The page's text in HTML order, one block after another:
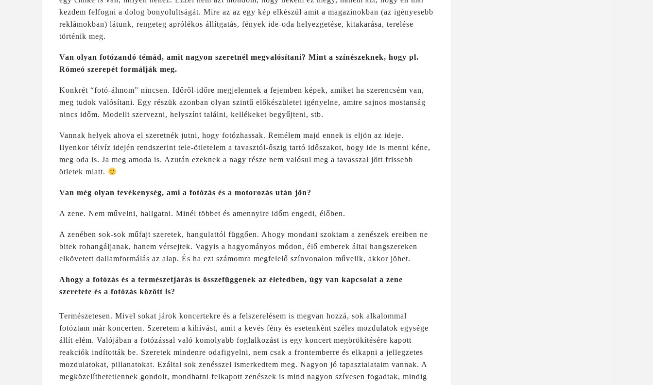
kezdem felfogni a dolog bonyolultságát. Mire az az egy kép elkészül amit a magazinokban (az igényesebb
reklámokban) látunk, rengeteg aprólékos állítgatás, fények ide-oda helyezgetése, kitakarása, terelése
történik meg.
Van olyan fotózandó témád, amit nagyon szeretnél megvalósítani? Mint a színészeknek, hogy pl.
Rómeó szerepét formálják meg.
Konkrét “fotó-álmom” nincsen. Időről-időre megjelennek a fejemben képek, amiket ha szerencsém van,
meg tudok valósítani. Egy részük azonban olyan szintű előkészületet igényelne, amire sajnos mostanság
nincs időm. Modellt szervezni, helyszínt találni, kellékeket begyűjteni, stb.
Vannak helyek ahova el szeretnék jutni, hogy fotózhassak. Remélem majd ennek is eljön az ideje.
Ilyenkor télvíz idején rendszerint tele-ötletelem a tavasztól-őszig tartó időszakot, hogy ide is menni kéne,
meg oda is. Ja meg amoda is. Azután ezeknek a nagy része nem valósul meg a tavasszal jött frissebb
ötletek miatt.
Van még olyan tevékenység, ami a fotózás és a motorozás után jön?
A zene. Nem művelni, hallgatni. Minél többet és amennyire időm engedi, élőben.
A zenében sok-sok műfajt szeretek, hangulattól függően. Ahogy mondani szoktam a zenészek ereiben ne
bitek rohangáljanak, hanem vérsejtek. Vagyis a hagyományos módon, élő emberek által hangszereken
elkövetett dallamformálás az alap. És ha ezt számomra megfelelő színvonalon művelik, akkor jöhet.
Ahogy a fotózás és a természetjárás is összefüggenek az életedben, úgy van kapcsolat a zene
szeretete és a fotózás között is?
Természetesen. Mivel sokat járok koncertekre és a felszerelésem is megvan hozzá, sok alkalommal
fotóztam már koncerten. Szeretem a kihívást, amit a kevés fény és esetenként széles mozdulatok egysége
állít elém. Valójában a fotózással való komolyabb foglalkozást is egy koncert megörökítésére kapott
reakciók indították be. Szeretek mindenre odafigyelni, nem csak a frontemberre és elkapni a jellegzetes
mozdulatokat, pillanatokat. Ezáltal sok zenésszel ismerkedtem meg. Nagyon jó tapasztalataim vannak. A
megközelíthetetlennek gondolt, mondhatni felkapott zenészek is mind nagyon szívesen fogadtak, mindig